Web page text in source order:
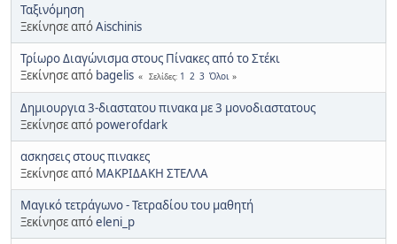
Ταξινόμηση
Ξεκίνησε απόAischinis
Τρίωρο Διαγώνισμα στους Πίνακες από το Στέκι
Ξεκίνησε από bagelis Σελίδες 1 2 3 Όλοι
Δημιουργια 3-διαστατου πινακα με 3 μονοδιαστατους
Ξεκίνησε από powerofdark
ασκησεις στους πινακες
Ξεκίνησε από ΜΑΚΡΙΔΑΚΗ ΣΤΕΛΛΑ
Μαγικό τετράγωνο - Τετραδίου του μαθητή
Ξεκίνησε απόeleni_p